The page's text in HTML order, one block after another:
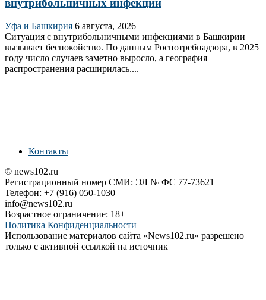
внутрибольничных инфекций
Уфа и Башкирия 6 августа, 2026
Ситуация с внутрибольничными инфекциями в Башкирии
вызывает беспокойство. По данным Роспотребнадзора, в 2025
году число случаев заметно выросло, а география
распространения расширилась....
Контакты
© news102.ru
Регистрационный номер СМИ: ЭЛ № ФС 77-73621
Телефон: +7 (916) 050-1030
info@news102.ru
Возрастное ограничение: 18+
Политика Конфиденциальности
Использование материалов сайта «News102.ru» разрешено
только с активной ссылкой на источник